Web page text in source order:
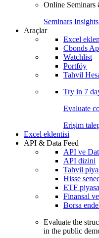
Online Seminars
Seminars Insights
Araçlar
Excel
Cbonds
Watchlist
Portföy
Tahvil
Try in 7
Evaluate
Erişim
Excel eklentisi
API & Data Feed
API ve
API dizini
Tahvil
Hisse
ETF
Finansal
Borsa
Evaluate the
in the public